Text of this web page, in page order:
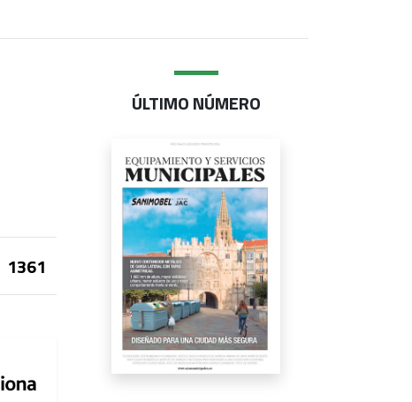
1361
ÚLTIMO NÚMERO